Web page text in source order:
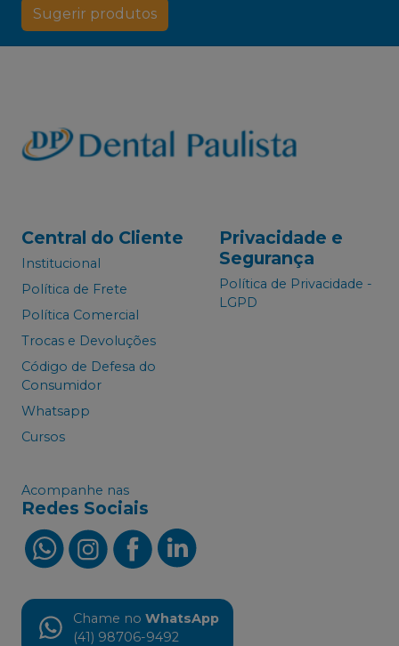
Sugerir produtos
Central do Cliente
Institucional
Política de Frete
Política Comercial
Trocas e Devoluções
Código de Defesa do
Consumidor
Whatsapp
Cursos
Privacidade e
Segurança
Política de Privacidade -
LGPD
Acompanhe nas
Redes Sociais
Chame no WhatsApp
(41) 98706-9492